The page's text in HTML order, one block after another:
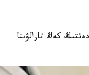
كەڭ تارالۋىنا